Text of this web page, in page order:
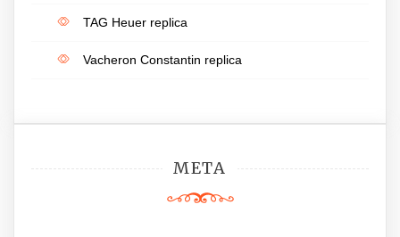
TAG Heuer replica
Vacheron Constantin replica
META